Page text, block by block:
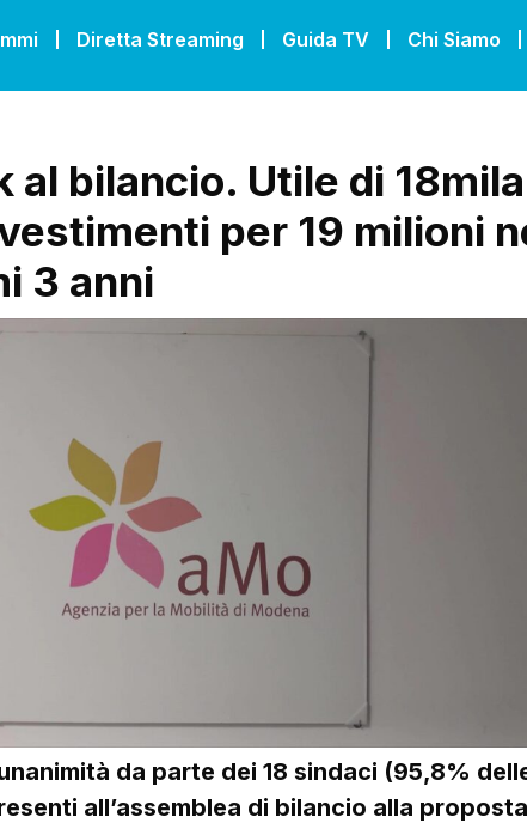
Diretta Streaming Guida TV Chi Siamo
al bilancio. Utile di 18mila
per 19 milioni
3 anni
da parte dei 18 sindaci (95,8%
all’assemblea di bilancio alla proposta